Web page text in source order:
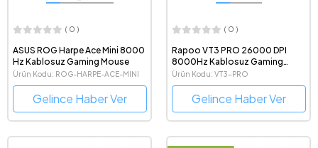
( 0 )
ASUS ROG Harpe Ace Mini 8000
Hz Kablosuz Gaming Mouse
Ürün Kodu: ROG-HARPE-ACE-MINI
Gelince Haber Ver
( 0 )
Rapoo VT3 PRO 26000 DPI
8000Hz Kablosuz Gaming
Mouse
Ürün Kodu: VT3-PRO
Gelince Haber Ver